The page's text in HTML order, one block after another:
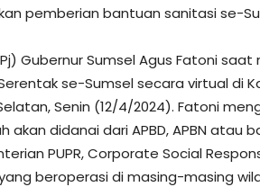
pemberian bantuan sanitasi se-
Gubernur Sumsel Agus Fatoni saat
se-Sumsel secara virtual di
Senin (12/4/2024). Fatoni
didanai dari APBD, APBN atau
PUPR, Corporate Social
beroperasi di masing-masing